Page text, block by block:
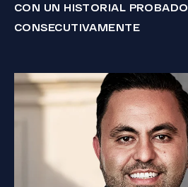
CON UN HISTORIAL PROBADO
CONSECUTIVAMENTE